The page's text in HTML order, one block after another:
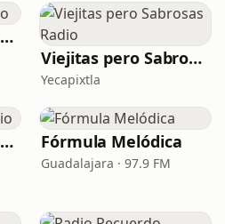
Baladas del Recuerdo
Viejitas pero Sabrosas Radio
Yecapixtla
Café Romántico Radio Fórmula Melódica
Guadalajara · 97.9 FM